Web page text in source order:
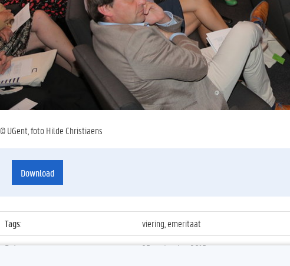
© UGent, foto Hilde Christiaens
Download
Tags:
viering, emeritaat
Datum:
25 september 2015